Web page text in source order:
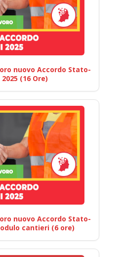
nuovo Accordo Stato-
(16 Ore)
nuovo Accordo Stato-
cantieri (6 ore)